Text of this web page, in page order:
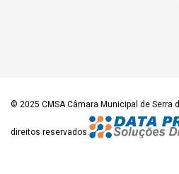
© 2025 CMSA Câmara Municipal de Serra
direitos reservados.